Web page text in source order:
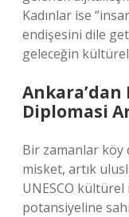
Kadınlar ise
endişesini dile
geleceğin kültürel
Diplomasi
Bir zamanlar köy
misket, artık
UNESCO
potansiyeline